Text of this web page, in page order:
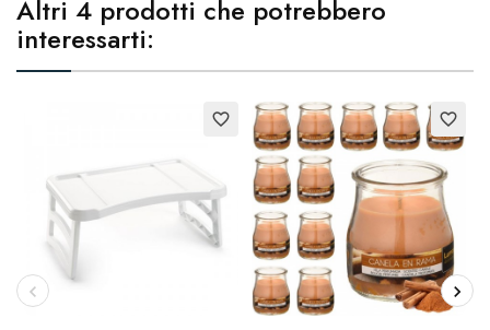
Altri 4 prodotti che potrebbero
interessarti:
favorite_border favorite_border